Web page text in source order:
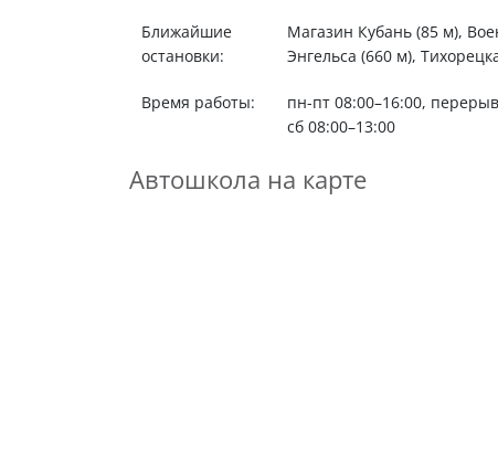
Ближайшие
остановки:
Магазин Кубань (85 м),
Энгельса (660 м),
Время работы:
пн-пт 08:00–16:00,
сб 08:00–13:00
Автошкола на карте